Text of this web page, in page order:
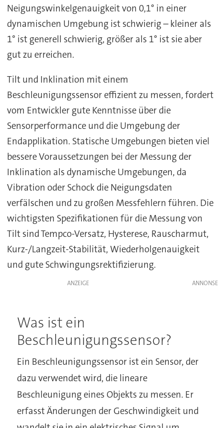
Neigungswinkelgenauigkeit von 0,1° in einer
dynamischen Umgebung ist schwierig – kleiner als
1° ist generell schwierig, größer als 1° ist sie aber
gut zu erreichen.
Tilt und Inklination mit einem
Beschleunigungssensor effizient zu messen, fordert
vom Entwickler gute Kenntnisse über die
Sensorperformance und die Umgebung der
Endapplikation. Statische Umgebungen bieten viel
bessere Voraussetzungen bei der Messung der
Inklination als dynamische Umgebungen, da
Vibration oder Schock die Neigungsdaten
verfälschen und zu großen Messfehlern führen. Die
wichtigsten Spezifikationen für die Messung von
Tilt sind Tempco-Versatz, Hysterese, Rauscharmut,
Kurz-/Langzeit-Stabilität, Wiederholgenauigkeit
und gute Schwingungsrektifizierung.
ANZEIGE
Was ist ein
Beschleunigungssensor?
Ein Beschleunigungssensor ist ein Sensor, der
dazu verwendet wird, die lineare
Beschleunigung eines Objekts zu messen. Er
erfasst Änderungen der Geschwindigkeit und